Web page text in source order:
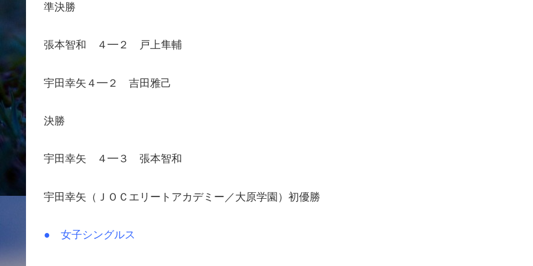
準決勝
張本智和 ４━２ 戸上隼輔
宇田幸矢４━２ 吉田雅己
決勝
宇田幸矢 ４━３ 張本智和
宇田幸矢（ＪＯＣエリートアカデミー／大原学園）初優勝
● 女子シングルス